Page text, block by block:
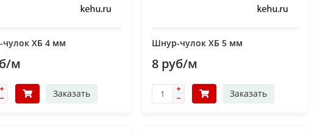
ХБ 4 мм
м
Заказать
Шнур-чулок ХБ 5 мм
8 руб/м
Заказать